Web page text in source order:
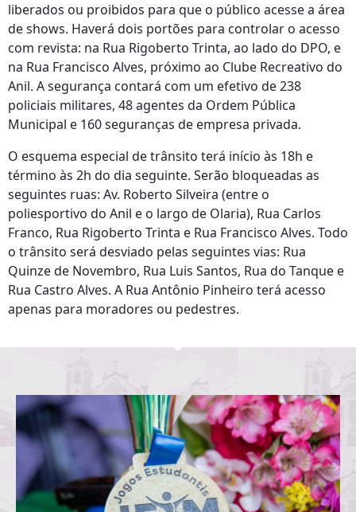
liberados ou proibidos para que o público acesse a área
de shows. Haverá dois portões para controlar o acesso
com revista: na Rua Rigoberto Trinta, ao lado do DPO, e
na Rua Francisco Alves, próximo ao Clube Recreativo do
Anil. A segurança contará com um efetivo de 238
policiais militares, 48 agentes da Ordem Pública
Municipal e 160 seguranças de empresa privada.
O esquema especial de trânsito terá início às 18h e
término às 2h do dia seguinte. Serão bloqueadas as
seguintes ruas: Av. Roberto Silveira (entre o
poliesportivo do Anil e o largo de Olaria), Rua Carlos
Franco, Rua Rigoberto Trinta e Rua Francisco Alves. Todo
o trânsito será desviado pelas seguintes vias: Rua
Quinze de Novembro, Rua Luis Santos, Rua do Tanque e
Rua Castro Alves. A Rua Antônio Pinheiro terá acesso
apenas para moradores ou pedestres.